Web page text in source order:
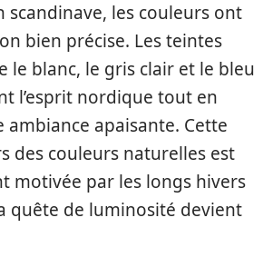
scandinave, les couleurs ont
bien précise. Les teintes
le blanc, le gris clair et le bleu
l’esprit nordique tout en
apaisante. Cette
des couleurs naturelles est
motivée par les longs hivers
quête de luminosité devient